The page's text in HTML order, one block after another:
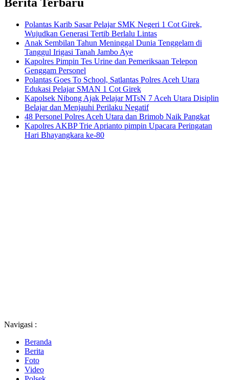
Polantas Karib Sasar Pelajar SMK Negeri 1 Cot Girek,
Wujudkan Generasi Tertib Berlalu Lintas
Anak Sembilan Tahun Meninggal Dunia Tenggelam di
Tanggul Irigasi Tanah Jambo Aye
Kapolres Pimpin Tes Urine dan Pemeriksaan Telepon
Genggam Personel
Polantas Goes To School, Satlantas Polres Aceh Utara
Edukasi Pelajar SMAN 1 Cot Girek
Kapolsek Nibong Ajak Pelajar MTsN 7 Aceh Utara Disiplin
Belajar dan Menjauhi Perilaku Negatif
48 Personel Polres Aceh Utara dan Brimob Naik Pangkat
Kapolres AKBP Trie Aprianto pimpin Upacara Peringatan
Hari Bhayangkara ke-80
Navigasi :
Beranda
Berita
Foto
Video